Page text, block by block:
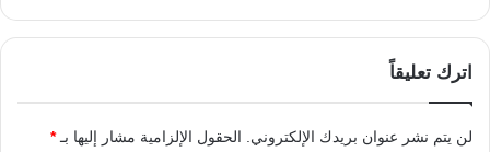
اترك تعليقاً
لن يتم نشر عنوان بريدك الإلكتروني. الحقول الإلزامية مشار إليها بـ*